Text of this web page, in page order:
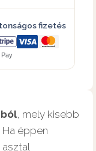
fizetés
Pay
, mely kisebb
éppen